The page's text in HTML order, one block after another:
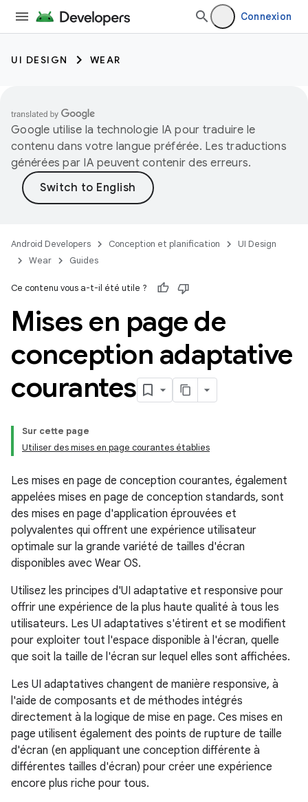
Connexion
UI DESIGN WEAR
Google utilise la technologie IA pour traduire le
contenu dans votre langue préférée. Les traductions
générées par IA peuvent contenir des erreurs.
Android Developers Conception et planification
UI Design
Wear
Guides
Ce contenu vous a-t-il été utile ?
Mises en page de
conception adaptative
courantes
Sur cette page
Utiliser des mises en page courantes établies
Les mises en page de conception courantes, également
appelées mises en page de conception standards, sont
des mises en page d'application éprouvées et
polyvalentes qui offrent une expérience utilisateur
optimale sur la grande variété de tailles d'écran
disponibles avec Wear OS.
Utilisez les principes d'UI adaptative et responsive pour
offrir une expérience de la plus haute qualité à tous les
utilisateurs. Les UI adaptatives s'étirent et se modifient
pour exploiter tout l'espace disponible à l'écran, quelle
que soit la taille de l'écran sur lequel elles sont affichées.
Les UI adaptatives changent de manière responsive, à
l'aide de composants et de méthodes intégrés
directement à la logique de mise en page. Ces mises en
page utilisent également des points de rupture de taille
d'écran (en appliquant une conception différente à
différentes tailles d'écran) pour créer une expérience
encore plus riche pour tous.